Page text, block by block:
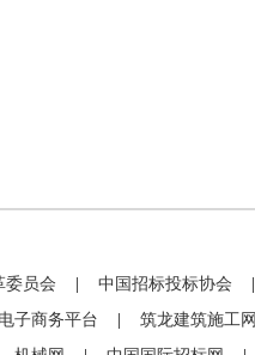
委员会 中国招标投标协会
子商务平台 筑龙建筑施工网